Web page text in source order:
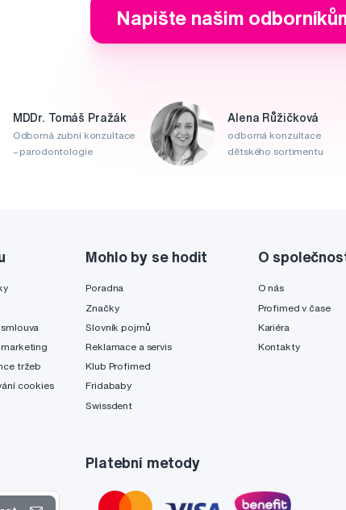
Napište našim
MDDr. Tomáš Pražák
Odborná zubní konzultace
– parodontologie
Alena Růžičková
odborná konzultace
dětského sortimentu
tržeb
cookies
Mohlo by se hodit
Poradna
Značky
Slovník pojmů
Reklamace a servis
Klub Profimed
Fridababy
Swissdent
O
O nás
Profimed v čase
Kariéra
Kontakty
Platební metody